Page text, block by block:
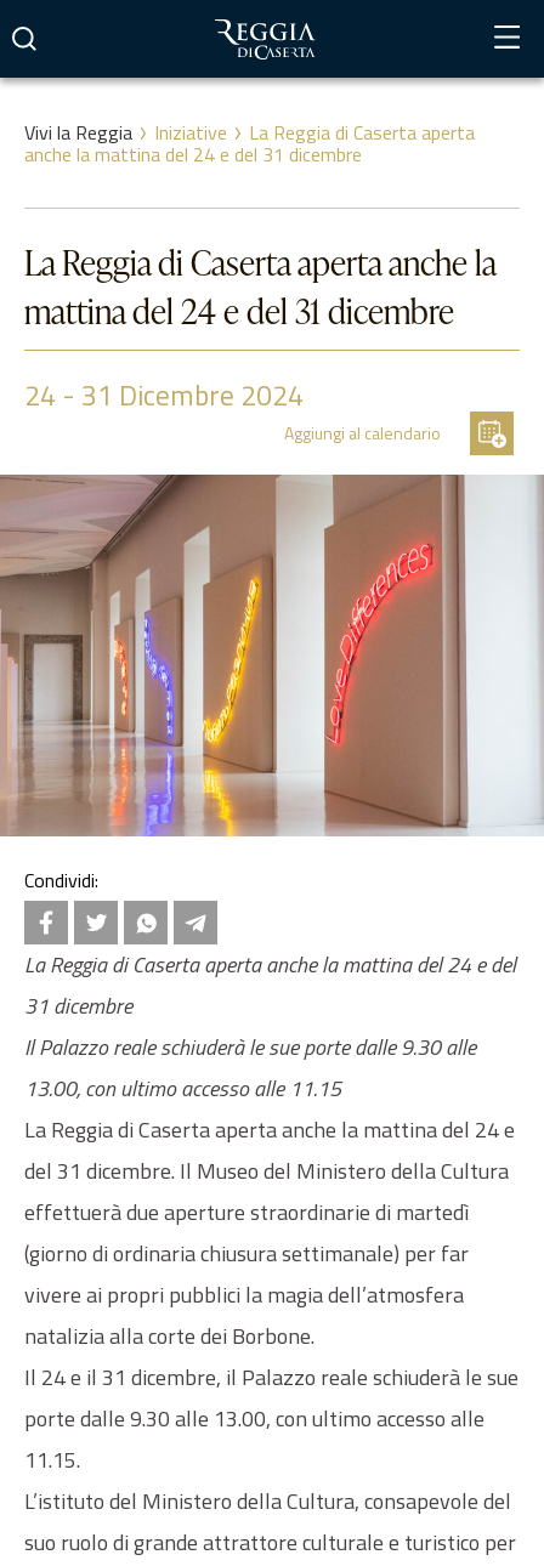
contenuto
Vivi la Reggia Iniziative La Reggia di Caserta aperta
anche la mattina del 24 e del 31 dicembre
La Reggia di Caserta aperta anche la
mattina del 24 e del 31 dicembre
24 - 31 Dicembre 2024
Aggiungi al calendario
Condividi:
La Reggia di Caserta aperta anche la mattina del 24 e del
31 dicembre
Il Palazzo reale schiuderà le sue porte dalle 9.30 alle
13.00, con ultimo accesso alle 11.15
La Reggia di Caserta aperta anche la mattina del 24 e
del 31 dicembre. Il Museo del Ministero della Cultura
effettuerà due aperture straordinarie di martedì
(giorno di ordinaria chiusura settimanale) per far
vivere ai propri pubblici la magia dell’atmosfera
natalizia alla corte dei Borbone.
Il 24 e il 31 dicembre, il Palazzo reale schiuderà le sue
porte dalle 9.30 alle 13.00, con ultimo accesso alle
11.15.
L’istituto del Ministero della Cultura, consapevole del
suo ruolo di grande attrattore culturale e turistico per